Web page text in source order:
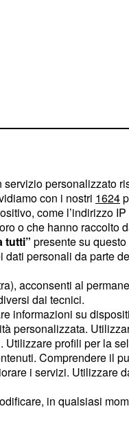
personalizzato
con i nostri 1624
come l’indirizzo
o che hanno raccolto
tutti” presente su
personali da parte
acconsenti al
dai tecnici.
informazioni su
personalizzata.
profili per la
Comprendere il
i servizi. Utilizzare
in qualsiasi